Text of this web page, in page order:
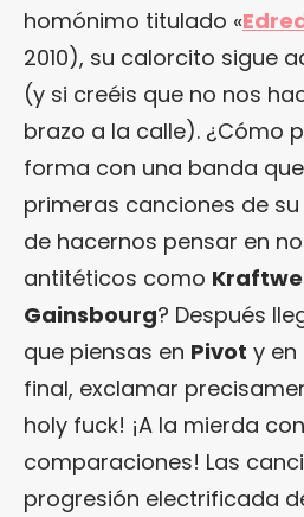
homónimo titulado «
2010), su calorcito sigue
(y si creéis que no nos
brazo a la calle). ¿Cómo
forma con una banda
primeras canciones de
de hacernos pensar en
antitéticos como
Gainsbourg? Después
que piensas en Pivot y en
final, exclamar
holy fuck! ¡A la mierda
comparaciones! Las
progresión electrificada